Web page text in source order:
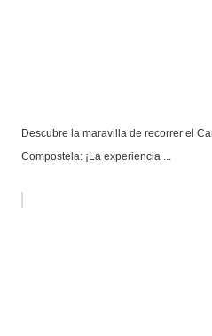
Descubre la maravilla de recorrer el
Compostela: ¡La experiencia ...